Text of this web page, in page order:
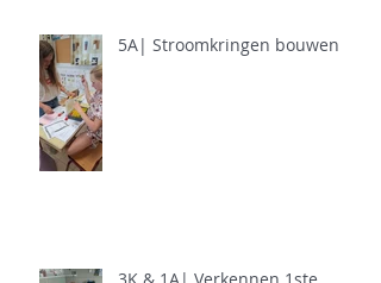
5A| Stroomkringen bouwen
3K & 1A| Verkennen 1ste